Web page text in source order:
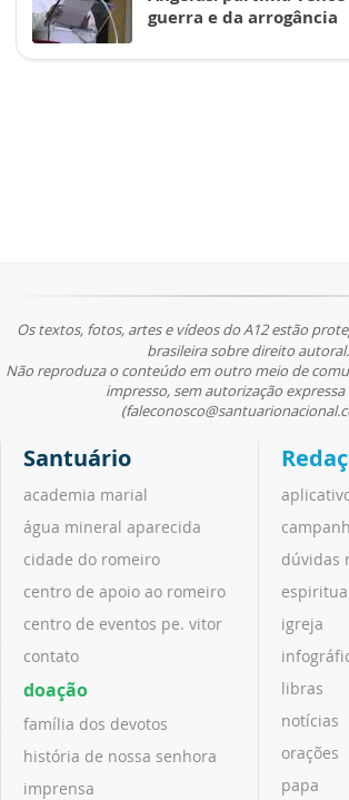
guerra e da arrogância
Os textos, fotos, artes e vídeos do A12 estão
brasileira sobre direito autoral.
Não reproduza o conteúdo em outro meio de
impresso, sem autorização expressa
Santuário
academia marial
água mineral aparecida
cidade do romeiro
centro de apoio ao romeiro
centro de eventos pe. vitor
contato
doação
família dos devotos
história de nossa senhora
imprensa
dúvidas
igreja
libras
notícias
orações
papa